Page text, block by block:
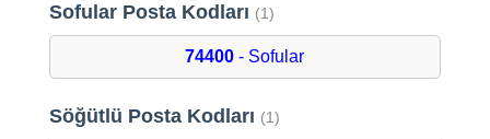
Sofular Posta Kodları (1)
74400 - Sofular
Söğütlü Posta Kodları (1)